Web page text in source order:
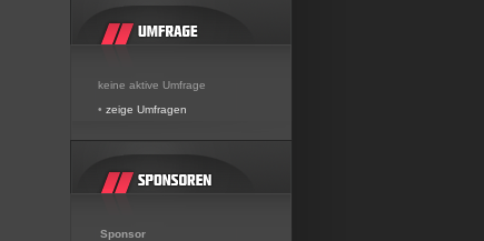
keine aktive Umfrage
• zeige Umfragen
Sponsor